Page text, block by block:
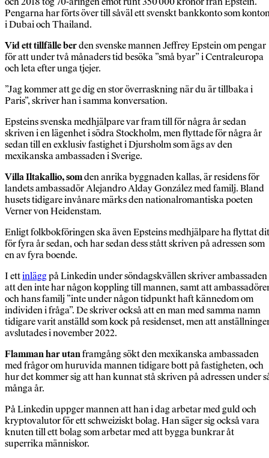
Pengarna har förts över till såväl ett svenskt bankkonto som
i Dubai och Thailand.
Vid ett tillfälle berden svenske mannen Jeffrey Epstein om pengar
för att under två månaders tid besöka ”små byar” i Centraleuropa
och leta efter unga tjejer.
”Jag kommer att ge dig en stor överraskning när du är tillbaka i
Paris”, skriver han i samma konversation.
Epsteins svenska medhjälpare var fram till för några år sedan
skriven i en lägenhet i södra Stockholm, men flyttade för några år
sedan till en exklusiv fastighet i Djursholm som ägs av den
mexikanska ambassaden i Sverige.
Villa Iltakallio, somden anrika byggnaden kallas, är residens för
landets ambassadör Alejandro Alday González med familj. Bland
husets tidigare invånare märks den nationalromantiska poeten
Verner von Heidenstam.
Enligt folkbokföringen ska även Epsteins medhjälpare ha flyttat dit
för fyra år sedan, och har sedan dess stått skriven på adressen som
en av fyra boende.
I ettinläggpå Linkedin under söndagskvällen skriver ambassaden
att den inte har någon koppling till mannen, samt att
och hans familj ”inte under någon tidpunkt haft kännedom om
individen i fråga”. De skriver också att en man med samma namn
tidigare varit anställd som kock på residenset, men att
avslutades i november 2022.
Flamman har utanframgång sökt den mexikanska ambassaden
med frågor om huruvida mannen tidigare bott på fastigheten, och
hur det kommer sig att han kunnat stå skriven på adressen under
många år.
På Linkedin uppger mannen att han i dag arbetar med guld och
kryptovalutor för ett schweiziskt bolag. Han säger sig också vara
knuten till ett bolag som arbetar med att bygga bunkrar åt
superrika människor.